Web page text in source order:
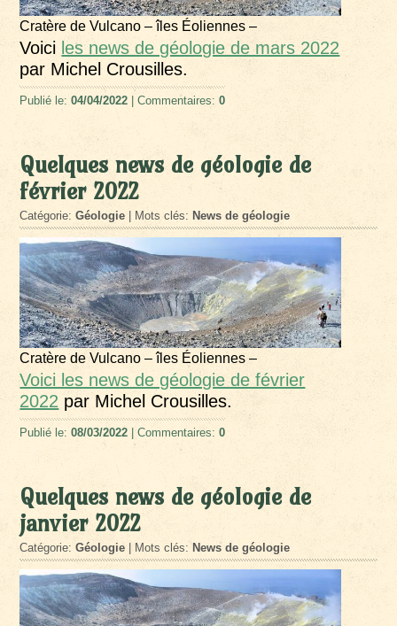
Cratère de Vulcano – îles Éoliennes –
Voici les news de géologie de mars 2022
par Michel Crousilles.
Publié le:04/04/2022 | Commentaires:0
Quelques news de géologie de
février 2022
Catégorie:Géologie | Mots clés: News de géologie
Cratère de Vulcano – îles Éoliennes –
Voici les news de géologie de février
2022 par Michel Crousilles.
Publié le:08/03/2022 | Commentaires:0
Quelques news de géologie de
janvier 2022
Catégorie:Géologie | Mots clés:News de géologie